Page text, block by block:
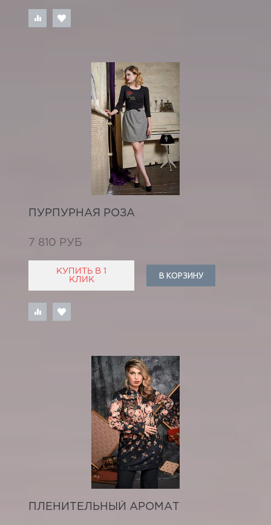
ПУРПУРНАЯ РОЗА
7 810 РУБ
КУПИТЬ В 1
КЛИК
В КОРЗИНУ
ПЛЕНИТЕЛЬНЫЙ АРОМАТ